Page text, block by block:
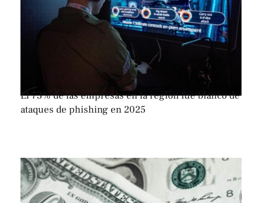
El 73% de las empresas en la región fue blanco de
ataques de phishing en 2025